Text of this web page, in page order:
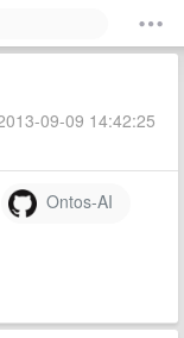
09-09 14:42:25
Ontos-AI